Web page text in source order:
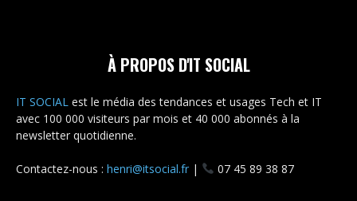
À PROPOS D'IT SOCIAL
IT SOCIAL est le média des tendances et usages Tech et IT
avec 100 000 visiteurs par mois et 40 000 abonnés à la
newsletter quotidienne.
Contactez-nous : henri@itsocial.fr | 07 45 89 38 87